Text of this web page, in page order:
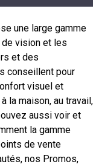
une large gamme
vision et les
et des
conseillent pour
visuel et
la maison, au travail,
aussi voir et
la gamme
de vente
nos Promos,